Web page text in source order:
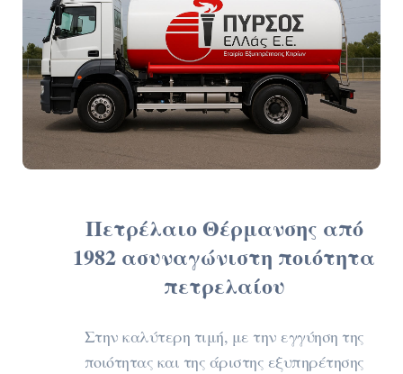
Πετρέλαιο Θέρμανσης από
1982 ασυναγώνιστη ποιότητα
πετρελαίου
Στην καλύτερη τιμή, με την εγγύηση της
ποιότητας και της άριστης εξυπηρέτησης